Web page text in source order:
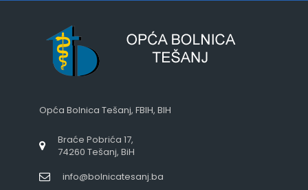
Opća Bolnica Tešanj, FBIH, BIH
Braće Pobrića 17,
74260 Tešanj, BiH
info@bolnicatesanj.ba